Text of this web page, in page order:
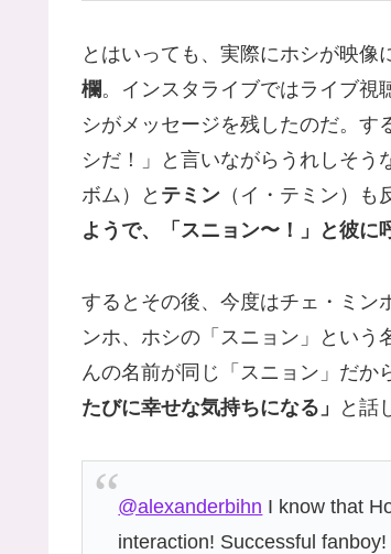
とはいっても、実際にホシが映像
欄。インスタライブではライブ視
シがメッセージを残したのだ。す
シだ！」と言いながらうれしそう
ボム）と テミン （イ・テミン）も
ようで、「スニョン〜！」と彼に
するとその後、今度はチェ・ミン
ンホ、ホシの「スニョン」という
んの名前が同じ「スニョン」だか
たびに幸せな気持ちになる」
と話
@alexanderbihn I know that
interaction! Successful